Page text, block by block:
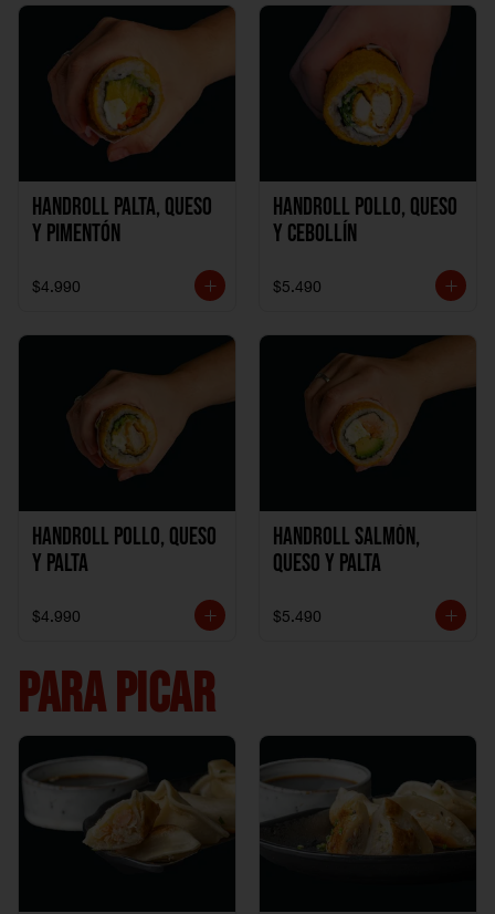
Handroll Palta, Queso
y Pimentón
$4.990
Handroll Pollo, Queso
y Cebollín
$5.490
Handroll Pollo, Queso
y Palta
$4.990
Handroll Salmón,
Queso y Palta
$5.490
PARA PICAR